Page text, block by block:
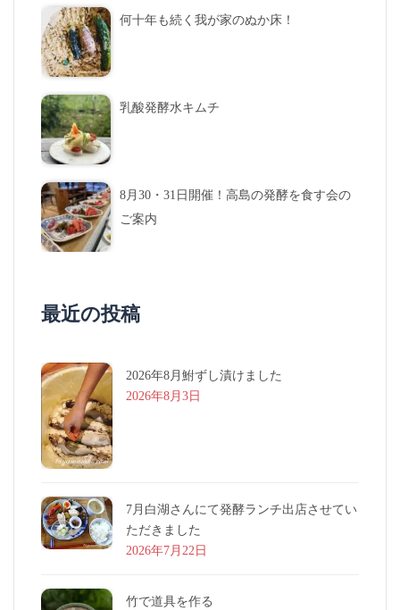
何十年も続く我が家のぬか床！
乳酸発酵水キムチ
8月30・31日開催！高島の発酵を食す会の
ご案内
最近の投稿
2026年8月鮒ずし漬けました
2026年8月3日
7月白湖さんにて発酵ランチ出店させてい
ただきました
2026年7月22日
竹で道具を作る